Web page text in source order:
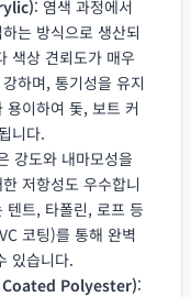
: 염색 과정에서
는 방식으로 생산되
색상 견뢰도가 매우
하며, 통기성을 유지
이하여 돛, 보트 커
니다.
강도와 내마모성을
저항성도 우수합니
텐트, 타폴린, 로프 등
코팅)를 통해 완벽
있습니다.
Coated Polyester):